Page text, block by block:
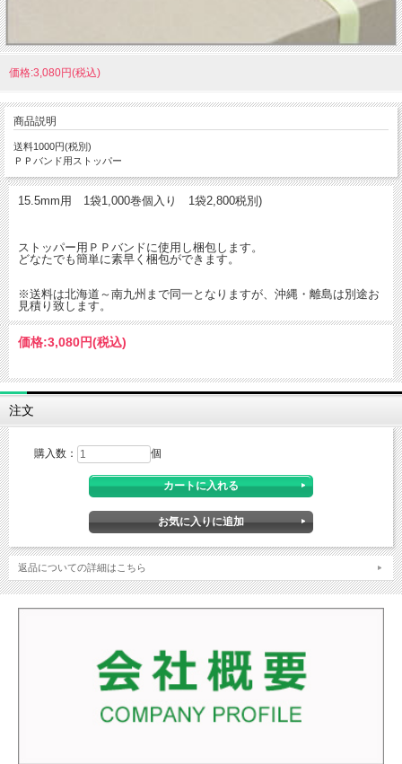
価格:3,080円(税込)
商品説明
送料1000円(税別)
ＰＰバンド用ストッパー
15.5mm用 1袋1,000巻個入り 1袋2,800税別)
ストッパー用ＰＰバンドに使用し梱包します。
どなたでも簡単に素早く梱包ができます。
※送料は北海道～南九州まで同一となりますが、沖縄・離島は別途お
見積り致します。
価格:3,080円(税込)
注文
購入数： 個
返品についての詳細はこちら